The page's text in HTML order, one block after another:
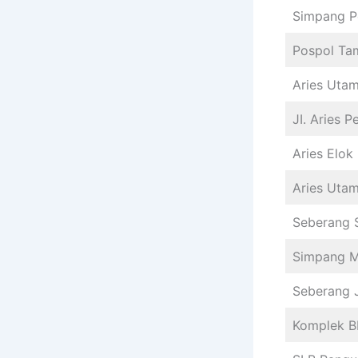
Simpang
Pospol
Aries
JI. Aries
Aries Elok
Aries
Seberang
Simpang
Seberang
Komplek